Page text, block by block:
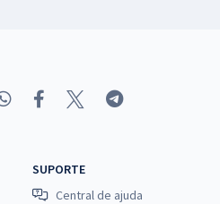
SUPORTE
Central de ajuda